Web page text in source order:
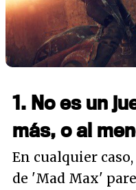
1. No es un
más, o al
En cualquier
de 'Mad Max'